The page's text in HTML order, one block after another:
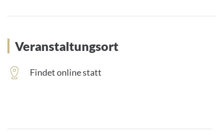
Veranstaltungsort
Findet online statt